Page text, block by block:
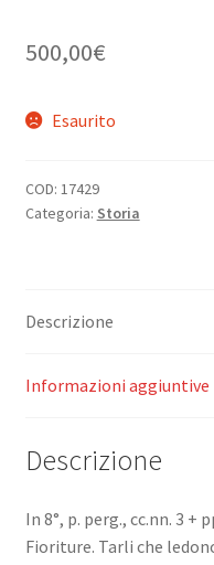
500,00€
Esaurito
COD: 17429
Categoria: Storia
Descrizione
Informazioni aggiuntive
Descrizione
In 8°, p. perg., cc.nn. 3 +
Fioriture. Tarli che